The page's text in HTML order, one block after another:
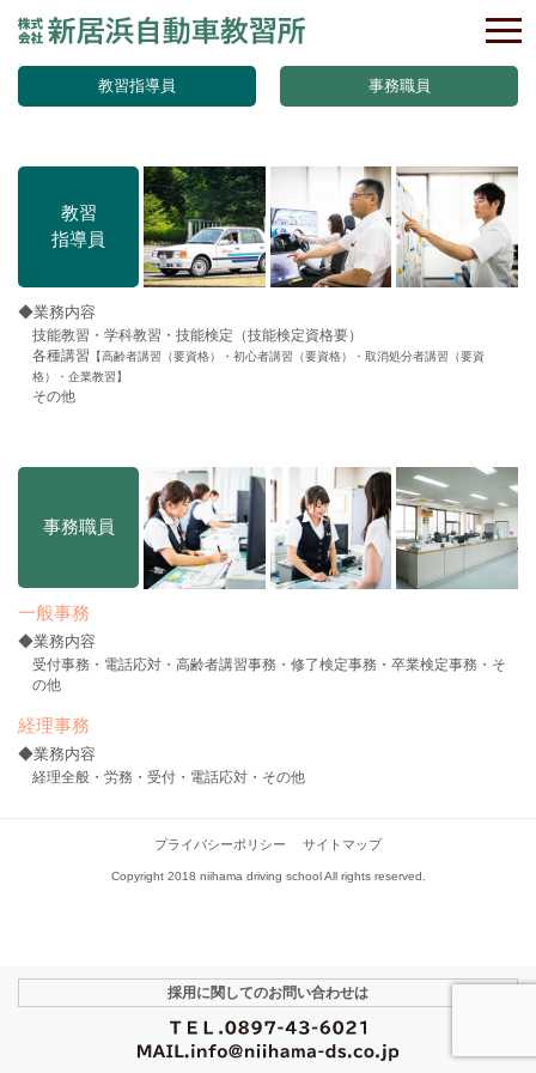
教習指導員 事務職員
教習
指導員
◆業務内容
技能教習・学科教習・技能検定（技能検定資格要）
各種講習 【高齢者講習（要資格）・初心者講習（要資格）・取消処分者講習（要資
格）・企業教習】
その他
事務職員
一般事務
◆業務内容
受付事務・電話応対・高齢者講習事務・修了検定事務・卒業検定事務・そ
の他
経理事務
◆業務内容
経理全般・労務・受付・電話応対・その他
プライバシーポリシー サイトマップ
Copyright 2018 niihama driving school All rights reserved.
採用に関してのお問い合わせは